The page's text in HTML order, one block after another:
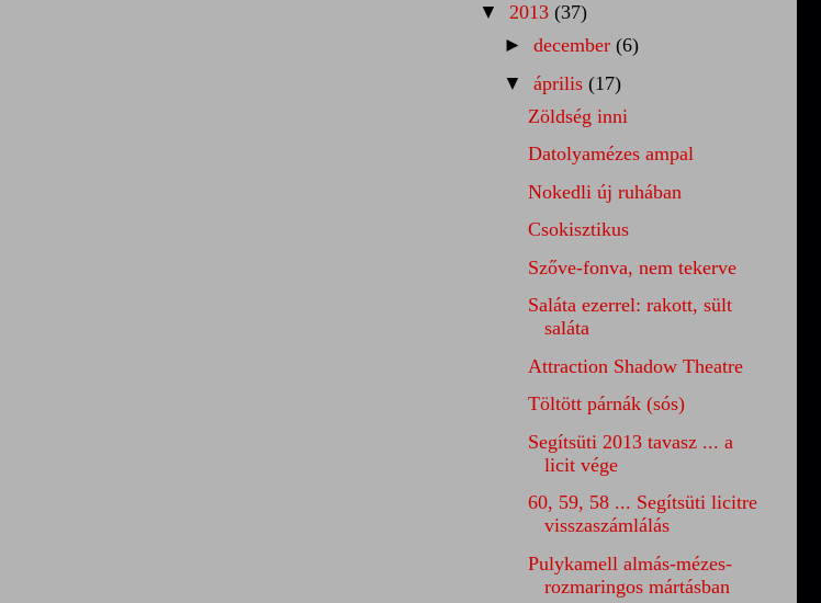
▼ 2013 (37)
► december (6)
▼ április (17)
Zöldség inni
Datolyamézes ampal
Nokedli új ruhában
Csokisztikus
Szőve-fonva, nem tekerve
Saláta ezerrel: rakott, sült
saláta
Attraction Shadow Theatre
Töltött párnák (sós)
Segítsüti 2013 tavasz ... a
licit vége
60, 59, 58 ... Segítsüti licitre
visszaszámlálás
Pulykamell almás-mézes-
rozmaringos mártásban